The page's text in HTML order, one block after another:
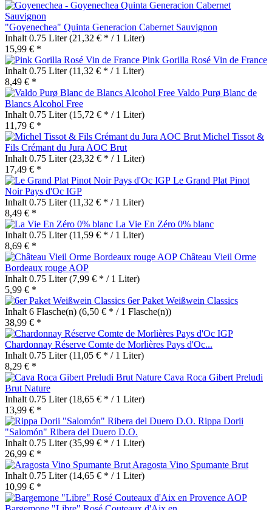
"Goyenechea" Quinta Generacion Cabernet Sauvignon
Inhalt 0.75 Liter(21,32 € * / 1 Liter)
15,99 € *
Pink Gorilla Rosé Vin de France
Inhalt 0.75 Liter(11,32 € * / 1 Liter)
8,49 € *
Valdo Purø Blanc de
Blancs Alcohol Free
Inhalt 0.75 Liter(15,72 € * / 1 Liter)
11,79 € *
Michel Tissot &
Fils Crémant du Jura AOC Brut
Inhalt 0.75 Liter(23,32 € * / 1 Liter)
17,49 € *
Le Grand Plat Pinot
Noir Pays d'Oc IGP
Inhalt 0.75 Liter(11,32 € * / 1 Liter)
8,49 € *
La Vie En Zéro 0% blanc
Inhalt 0.75 Liter(11,59 € * / 1 Liter)
8,69 € *
Château Vieil Orme
Bordeaux rouge AOP
Inhalt 0.75 Liter(7,99 € * / 1 Liter)
5,99 € *
6er Paket Weißwein Classics
Inhalt 6 Flasche(n) (6,50 € * / 1 Flasche(n))
38,99 € *
Chardonnay Réserve Comte de Morlières Pays d'Oc...
Inhalt 0.75 Liter(11,05 € * / 1 Liter)
8,29 € *
Cava Roca Gibert Preludi
Brut Nature
Inhalt 0.75 Liter(18,65 € * / 1 Liter)
13,99 € *
Rippa Dorii
"Salomón" Ribera del Duero D.O.
Inhalt 0.75 Liter(35,99 € * / 1 Liter)
26,99 € *
Aragosta Vino Spumante Brut
Inhalt 0.75 Liter(14,65 € * / 1 Liter)
10,99 € *